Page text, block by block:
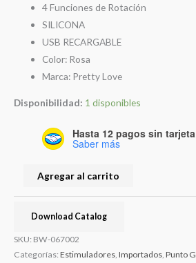
4 Funciones de Rotación
SILICONA
USB RECARGABLE
Color: Rosa
Marca: Pretty Love
Disponibilidad: 1 disponibles
Hasta 12 pagos sin tarjeta
Saber más
Agregar al carrito
Download Catalog
SKU: BW-067002
Categorías: Estimuladores Importados Punto G